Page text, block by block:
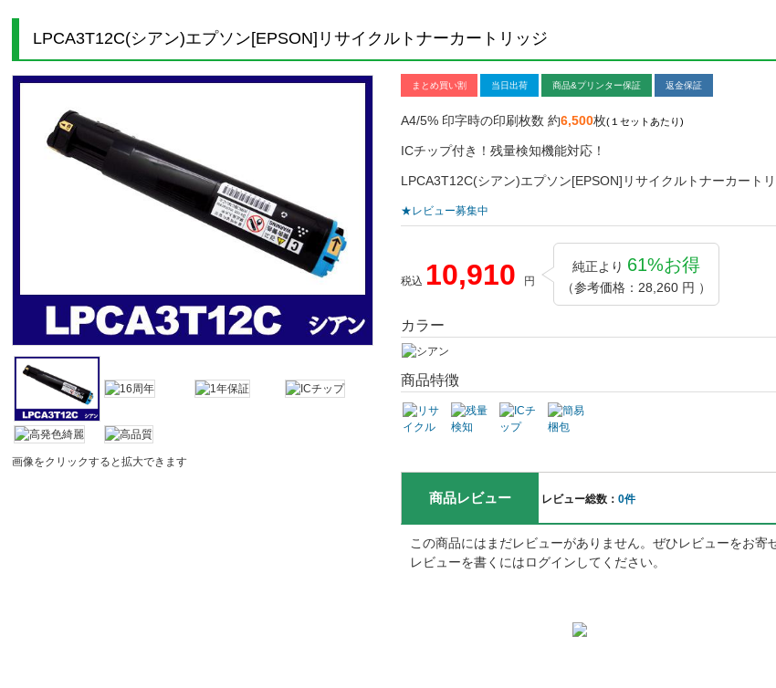
LPCA3T12C(シアン)エプソン[EPSON]リサイクルトナーカートリッジ
画像をクリックすると拡大できます
まとめ買い割 当日出荷 商品&プリンター保証 返金保証
A4/5% 印字時の印刷枚数 約6,500枚(１セットあたり)
ICチップ付き！残量検知機能対応！
LPCA3T12C(シアン)エプソン[EPSON]リサイクルトナーカート
★レビュー募集中
税込 10,910 円
純正より 61%お得
（参考価格：28,260 円 ）
カラー
商品特徴
商品レビュー レビュー総数： 0件
この商品にはまだレビューがありません。ぜひレビューをお寄
レビューを書くにはログインしてください。